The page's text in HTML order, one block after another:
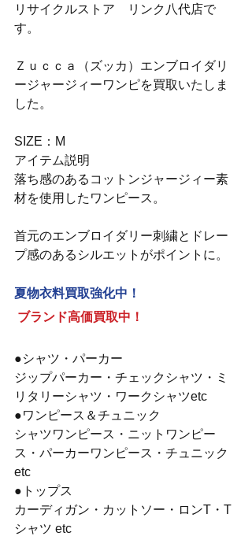
リサイクルストア　リンク八代店で
す。
Ｚｕｃｃａ（ズッカ）エンブロイダリ
ージャージィーワンピを買取いたしま
した。
SIZE：M
アイテム説明
落ち感のあるコットンジャージィー素
材を使用したワンピース。
首元のエンブロイダリー刺繍とドレー
プ感のあるシルエットがポイントに。
夏物衣料買取強化中！
ブランド高価買取中！
●シャツ・パーカー
ジップパーカー・チェックシャツ・ミ
リタリーシャツ・ワークシャツetc
●ワンピース＆チュニック
シャツワンピース・ニットワンピー
ス・パーカーワンピース・チュニック
etc
●トップス
カーディガン・カットソー・ロンT・T
シャツ etc